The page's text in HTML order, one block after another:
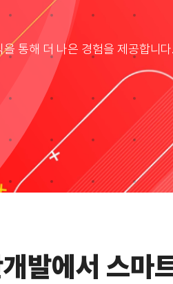
통해 더 나은 경험을 제공합니다.
발에서 스마